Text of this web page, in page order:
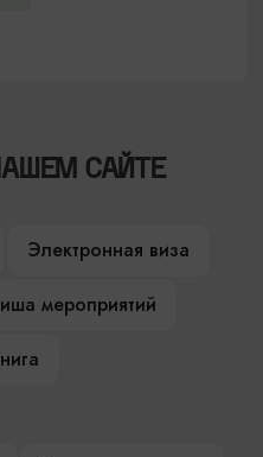
САЙТЕ
Электронная виза
мероприятий